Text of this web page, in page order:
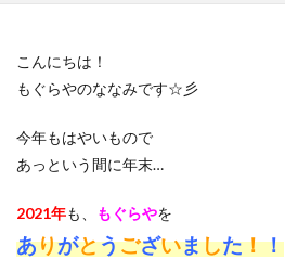
こんにちは！
もぐらやのななみです☆彡
今年もはやいもので
あっという間に年末…
2021年も、 もぐらやを
ありがとうございました！！